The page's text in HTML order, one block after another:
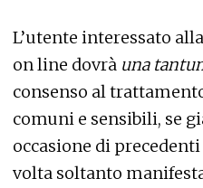
L’utente interessato
on line dovrà una
consenso al
comuni e sensibili, se
occasione di
volta soltanto